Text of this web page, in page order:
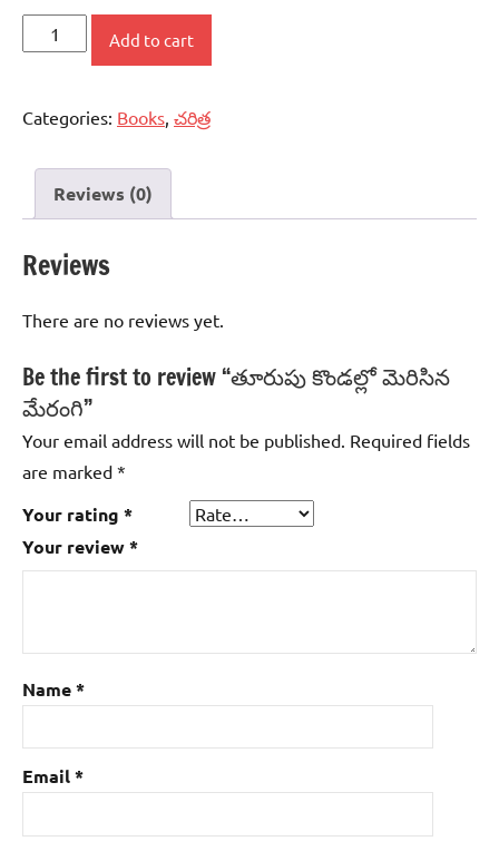
తూరుపు
మేరంగి
Add to cart
Categories: Books చరిత్ర
Reviews (0)
Reviews
There are no reviews yet.
Be the first to review “తూరుపు కొండల్లో మెరిసిన
మేరంగి”
Your email address will not be published. Required fields
are marked *
Your rating *
Your review*
Name*
Email*